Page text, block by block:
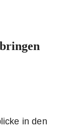
in den